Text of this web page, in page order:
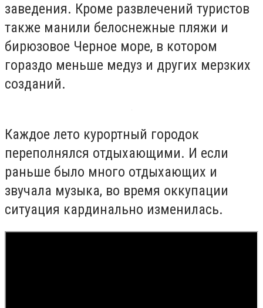
заведения. Кроме развлечений туристов
также манили белоснежные пляжи и
бирюзовое Черное море, в котором
гораздо меньше медуз и других мерзких
созданий.
Каждое лето курортный городок
переполнялся отдыхающими. И если
раньше было много отдыхающих и
звучала музыка, во время оккупации
ситуация кардинально изменилась.